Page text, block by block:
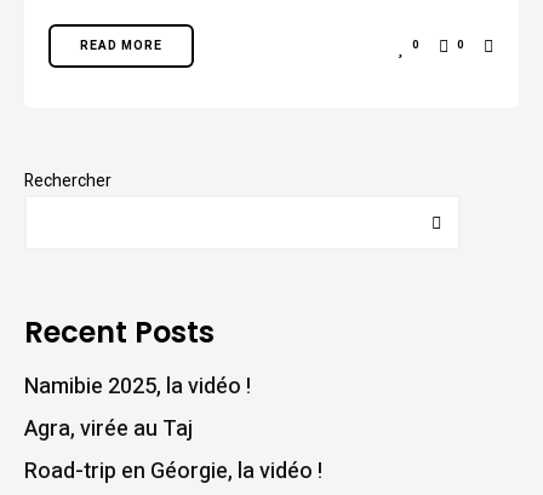
READ MORE 0 0
Rechercher
Recent Posts
Namibie 2025, la vidéo !
Agra, virée au Taj
Road-trip en Géorgie, la vidéo !